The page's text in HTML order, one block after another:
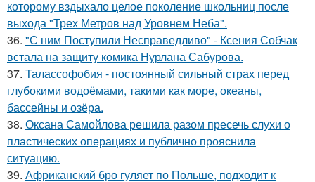
которому вздыхало целое поколение школьниц после
выхода "Трех Метров над Уровнем Неба".
36. "С ним Поступили Несправедливо" - Ксения Собчак
встала на защиту комика Нурлана Сабурова.
37. Талассофобия - постоянный сильный страх перед
глубокими водоёмами, такими как море, океаны,
бассейны и озёра.
38. Оксана Самойлова решила разом пресечь слухи о
пластических операциях и публично прояснила
ситуацию.
39. Африканский бро гуляет по Польше, подходит к